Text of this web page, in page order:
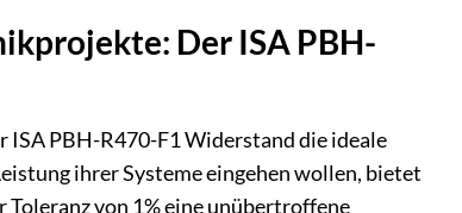
Der ISA PBH-
PBH-R470-F1 Widerstand die ideale
ihrer Systeme eingehen wollen, bietet
von 1% eine unübertroffene